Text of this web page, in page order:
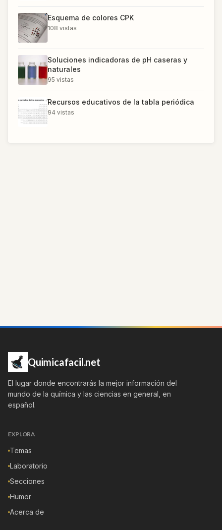
Esquema de colores CPK
108 vistas
Soluciones indicadoras de pH caseras y
naturales
95 vistas
Recursos educativos de la tabla periódica
94 vistas
Quimicafacil.net
El lugar donde encontrarás la mejor información del
mundo de la química y las ciencias en general, en
español.
EXPLORA
Temas
Laboratorio
Secciones
Humor
Acerca de